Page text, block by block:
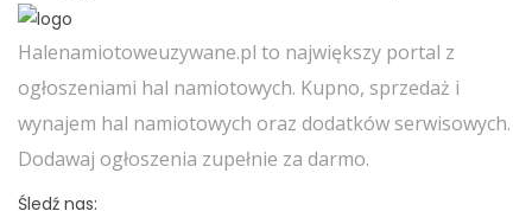
Halenamiotoweuzywane.pl to największy portal z
ogłoszeniami hal namiotowych. Kupno, sprzedaż i
wynajem hal namiotowych oraz dodatków serwisowych.
Dodawaj ogłoszenia zupełnie za darmo.
Śledź nas: